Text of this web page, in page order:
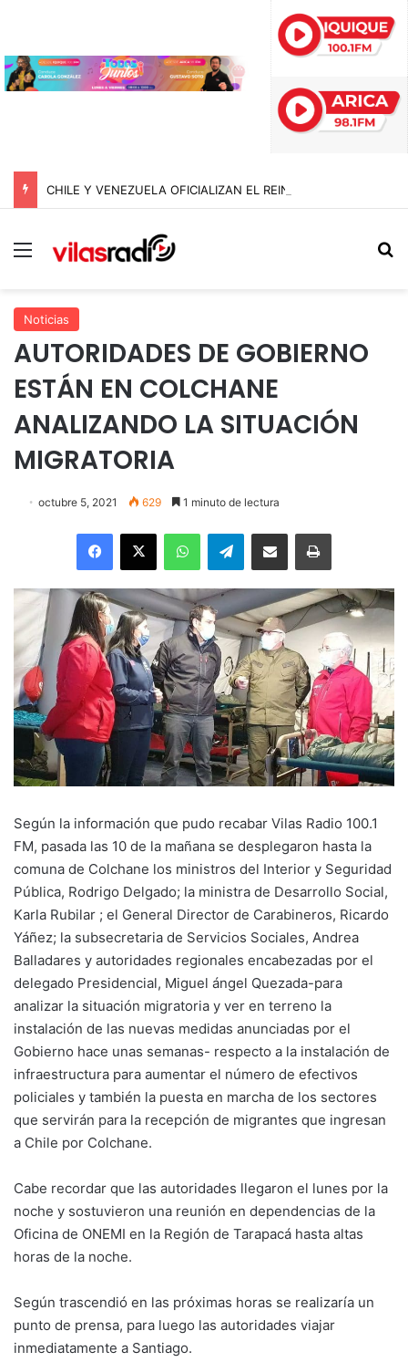
Menú
Noticias
AUTORIDADES DE GOBIERNO
ESTÁN EN COLCHANE
ANALIZANDO LA SITUACIÓN
MIGRATORIA
octubre 5, 2021 629 1 minuto de lectura
Facebook
X WhatsAppTelegramEnviar vía email Imprimir
Según la información que pudo recabar Vilas Radio 100.1
FM, pasada las 10 de la mañana se desplegaron hasta la
comuna de Colchane los ministros del Interior y Seguridad
Pública, Rodrigo Delgado; la ministra de Desarrollo Social,
Karla Rubilar ; el General Director de Carabineros, Ricardo
Yáñez; la subsecretaria de Servicios Sociales, Andrea
Balladares y autoridades regionales encabezadas por el
delegado Presidencial, Miguel ángel Quezada-para
analizar la situación migratoria y ver en terreno la
instalación de las nuevas medidas anunciadas por el
Gobierno hace unas semanas- respecto a la instalación de
infraestructura para aumentar el número de efectivos
policiales y también la puesta en marcha de los sectores
que servirán para la recepción de migrantes que ingresan
a Chile por Colchane.
Cabe recordar que las autoridades llegaron el lunes por la
noche y sostuvieron una reunión en dependencias de la
Oficina de ONEMI en la Región de Tarapacá hasta altas
horas de la noche.
Según trascendió en las próximas horas se realizaría un
punto de prensa, para luego las autoridades viajar
inmediatamente a Santiago.